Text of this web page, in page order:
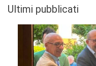
Ultimi pubblicati